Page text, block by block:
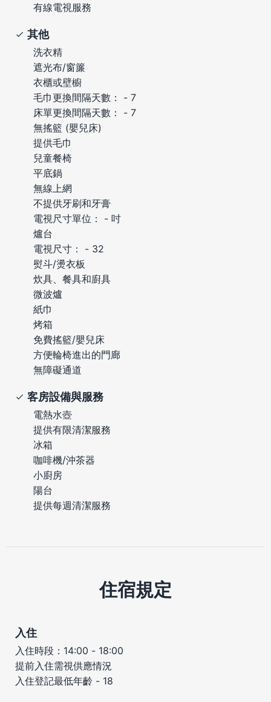
有線電視服務
其他
洗衣精
遮光布/窗簾
衣櫃或壁櫥
毛巾更換間隔天數： - 7
床單更換間隔天數： - 7
無搖籃 (嬰兒床)
提供毛巾
兒童餐椅
平底鍋
無線上網
不提供牙刷和牙膏
電視尺寸單位： - 吋
爐台
電視尺寸： - 32
熨斗/燙衣板
炊具、餐具和廚具
微波爐
紙巾
烤箱
免費搖籃/嬰兒床
方便輪椅進出的門廊
無障礙通道
客房設備與服務
電熱水壺
提供有限清潔服務
冰箱
咖啡機/沖茶器
小廚房
陽台
提供每週清潔服務
住宿規定
入住
入住時段：14:00 - 18:00
提前入住需視供應情況
入住登記最低年齡 - 18